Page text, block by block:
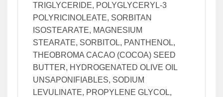
TRIGLYCERIDE, POLYGLYCERYL-3
POLYRICINOLEATE, SORBITAN
ISOSTEARATE, MAGNESIUM
STEARATE, SORBITOL, PANTHENOL,
THEOBROMA CACAO (COCOA) SEED
BUTTER, HYDROGENATED OLIVE OIL
UNSAPONIFIABLES, SODIUM
LEVULINATE, PROPYLENE GLYCOL,